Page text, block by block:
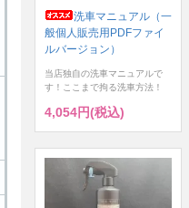
洗車マニュアル（一
般個人販売用PDFファイ
ルバージョン）
当店独自の洗車マニュアルで
す！ここまで拘る洗車方法！
4,054円(税込)